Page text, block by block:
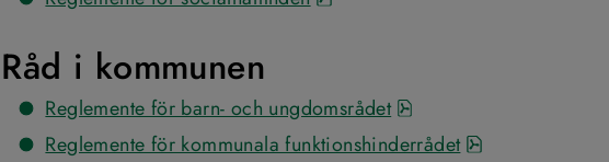
Råd i kommunen
Reglemente för barn- och ungdomsrådet
Reglemente för kommunala funktionshinderrådet
pdf, 107 kB.